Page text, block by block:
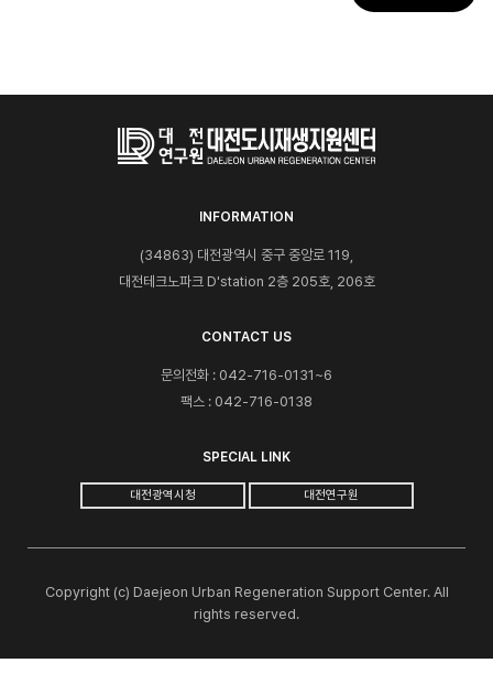
INFORMATION
(34863) 대전광역시 중구 중앙로 119,
대전테크노파크 D'station 2층 205호, 206호
CONTACT US
문의전화 : 042-716-0131~6
팩스 : 042-716-0138
SPECIAL LINK
대전광역시청 대전연구원
Copyright (c) Daejeon Urban Regeneration Support Center. All
rights reserved.